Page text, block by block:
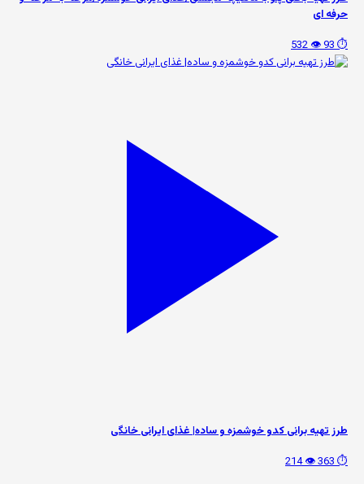
حرفه ای
⏱️ 93
👁️ 532
طرز تهیه برانی کدو خوشمزه و ساده| غذای ایرانی خانگی
⏱️ 363
👁️ 214